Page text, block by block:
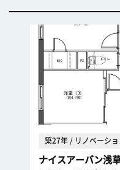
築27年 / リノベーショ
ナイスアーバン浅